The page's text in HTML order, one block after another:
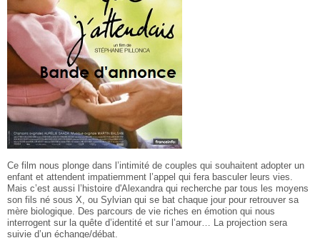
Ce film nous plonge dans l’intimité de couples qui souhaitent adopter un
enfant et attendent impatiemment l’appel qui fera basculer leurs vies.
Mais c’est aussi l’histoire d'Alexandra qui recherche par tous les moyens
son fils né sous X, ou Sylvian qui se bat chaque jour pour retrouver sa
mère biologique. Des parcours de vie riches en émotion qui nous
interrogent sur la quête d’identité et sur l’amour… La projection sera
suivie d’un échange/débat.